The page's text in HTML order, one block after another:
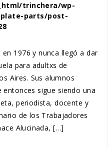
trinchera/wp-
parts/post-
1976 y nunca llegó a dar
para adultxs de
Aires. Sus alumnos
sigue siendo una
periodista, docente y
de los Trabajadores
Alucinada, […]